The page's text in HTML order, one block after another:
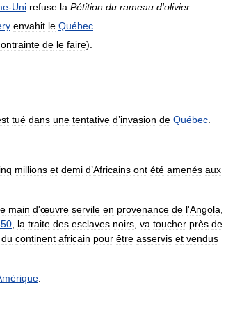
-Uni refuse la Pétition du rameau d'olivier
envahit le Québec
de le faire).
tué dans une tentative d’invasion de Québec
millions et demi d’Africains ont été amenés aux
main d'œuvre servile en provenance de l'Angola
la traite des esclaves noirs va toucher près de
du continent africain pour être asservis et vendus